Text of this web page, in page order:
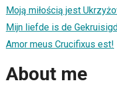
Moją miłością jest
Mijn liefde is de
Amor meus Crucifixus est!
About me